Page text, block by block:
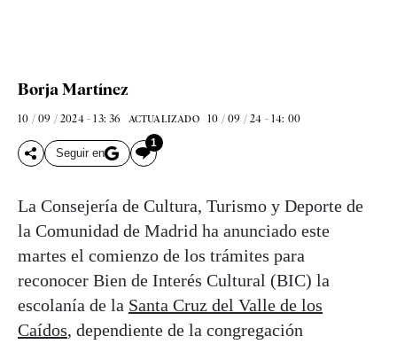
Borja Martínez
10 / 09 / 2024 - 13: 36 ACTUALIZADO 10 / 09 / 24 - 14: 00
Seguir en
1
La Consejería de Cultura, Turismo y Deporte de
la Comunidad de Madrid ha anunciado este
martes el comienzo de los trámites para
reconocer Bien de Interés Cultural (BIC) la
escolanía de la Santa Cruz del Valle de los
Caídos, dependiente de la congregación